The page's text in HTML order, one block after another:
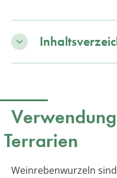
Terrarien
Weinrebenwurzeln